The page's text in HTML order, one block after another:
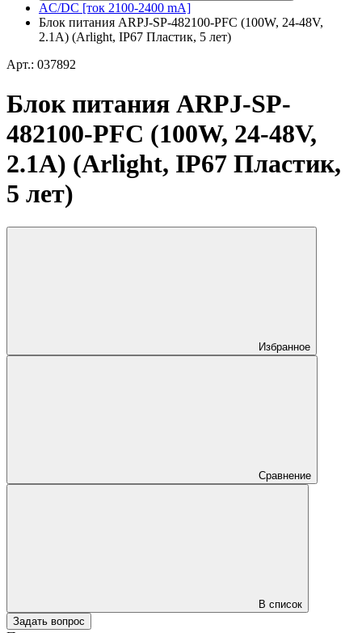
AC/DC [ток 2100-2400 mA]
Блок питания ARPJ-SP-482100-PFC (100W, 24-48V,
2.1A) (Arlight, IP67 Пластик, 5 лет)
Арт.: 037892
Блок питания ARPJ-SP-
482100-PFC (100W, 24-48V,
2.1A) (Arlight, IP67 Пластик,
5 лет)
Избранное
Сравнение
В список
Задать вопрос